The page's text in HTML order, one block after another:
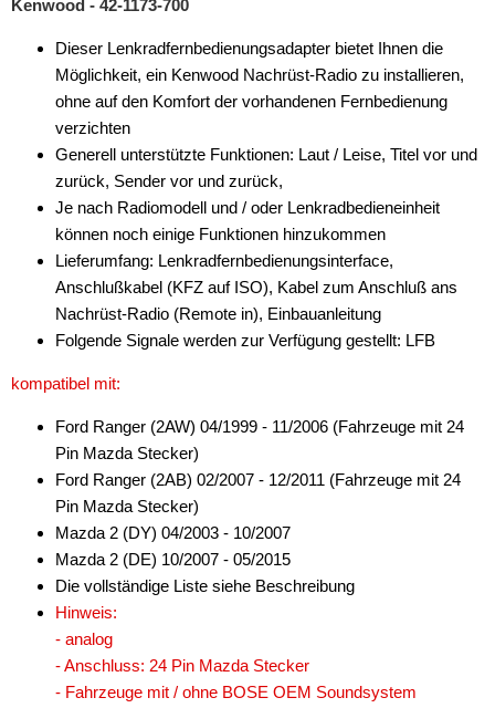
Kenwood - 42-1173-700
Dieser Lenkradfernbedienungsadapter bietet Ihnen die
Möglichkeit, ein Kenwood Nachrüst-Radio zu installieren,
ohne auf den Komfort der vorhandenen Fernbedienung
verzichten
Generell unterstützte Funktionen: Laut / Leise, Titel vor und
zurück, Sender vor und zurück,
Je nach Radiomodell und / oder Lenkradbedieneinheit
können noch einige Funktionen hinzukommen
Lieferumfang: Lenkradfernbedienungsinterface,
Anschlußkabel (KFZ auf ISO), Kabel zum Anschluß ans
Nachrüst-Radio (Remote in), Einbauanleitung
Folgende Signale werden zur Verfügung gestellt: LFB
kompatibel mit:
Ford Ranger (2AW) 04/1999 - 11/2006 (Fahrzeuge mit 24
Pin Mazda Stecker)
Ford Ranger (2AB) 02/2007 - 12/2011 (Fahrzeuge mit 24
Pin Mazda Stecker)
Mazda 2 (DY) 04/2003 - 10/2007
Mazda 2 (DE) 10/2007 - 05/2015
Die vollständige Liste siehe Beschreibung
Hinweis:
- analog
- Anschluss: 24 Pin Mazda Stecker
- Fahrzeuge mit / ohne BOSE OEM Soundsystem